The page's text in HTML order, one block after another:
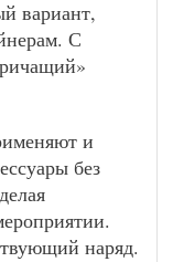
вариант,
С
и
без
наряд.